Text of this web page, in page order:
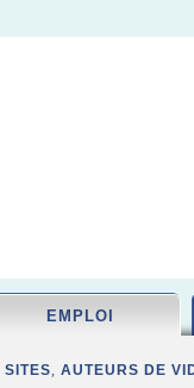
EMPLOI
SITES, AUTEURS DE